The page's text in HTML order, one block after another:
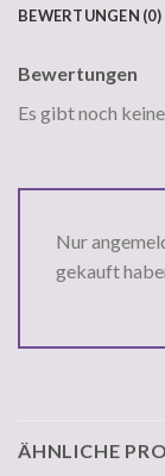
BEWERTUNGEN (0)
Bewertungen
Es gibt noch
Nur
gekauft
ÄHNLICHE